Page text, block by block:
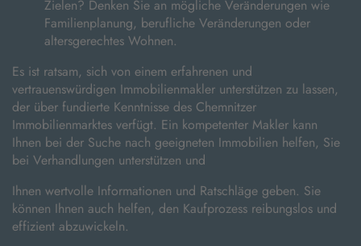
Zielen? Denken Sie an mögliche Veränderungen wie
Familienplanung, berufliche Veränderungen oder
altersgerechtes Wohnen.
Es ist ratsam, sich von einem erfahrenen und
vertrauenswürdigen Immobilienmakler unterstützen zu lassen,
der über fundierte Kenntnisse des Chemnitzer
Immobilienmarktes verfügt. Ein kompetenter Makler kann
Ihnen bei der Suche nach geeigneten Immobilien helfen, Sie
bei Verhandlungen unterstützen und
Ihnen wertvolle Informationen und Ratschläge geben. Sie
können Ihnen auch helfen, den Kaufprozess reibungslos und
effizient abzuwickeln.